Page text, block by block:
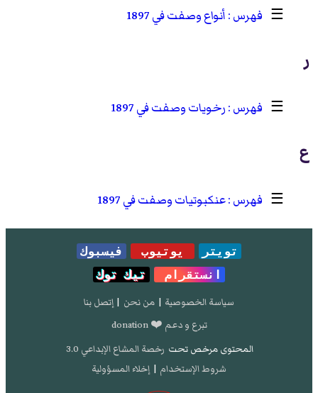
☰ أنواع وصفت في 1897
ر
☰ رخويات وصفت في 1897
ع
☰ عنكبوتيات وصفت في 1897
تويتر يوتيوب
فيسبوك
انستقرام
تيك توك
سياسة الخصوصية | من نحن | إتصل بنا
تبرع و دعم ❤️ donation
المحتوى مرخص تحت رخصة المشاع الإبداعي 3.0
شروط الإستخدام | إخلاء المسؤولية